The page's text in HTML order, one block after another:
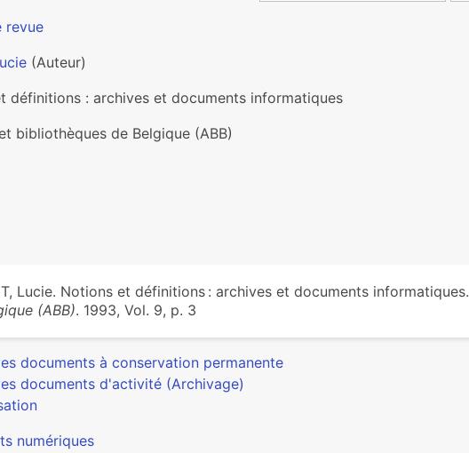
revue
(Auteur)
définitions : archives et documents informatiques
bibliothèques de Belgique (ABB)
Lucie. Notions et définitions : archives et documents informatiques.
(ABB). 1993, Vol. 9, p. 3
documents à conservation permanente
documents d'activité (Archivage)
numériques